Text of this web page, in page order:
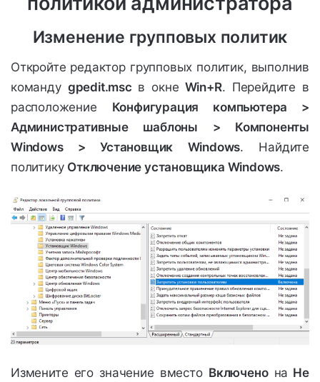
Изменение групповых политик
Откройте редактор групповых политик, выполнив
команду gpedit.msc в окне Win+R. Перейдите в
расположение Конфигурация компьютера >
Административные шаблоны > Компоненты
Windows > Установщик Windows. Найдите
политику Отключение установщика Windows.
Измените его значение вместо Включенона Не